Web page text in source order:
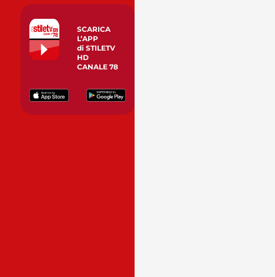
SCARICA
L’APP
di STILETV
HD
CANALE 78